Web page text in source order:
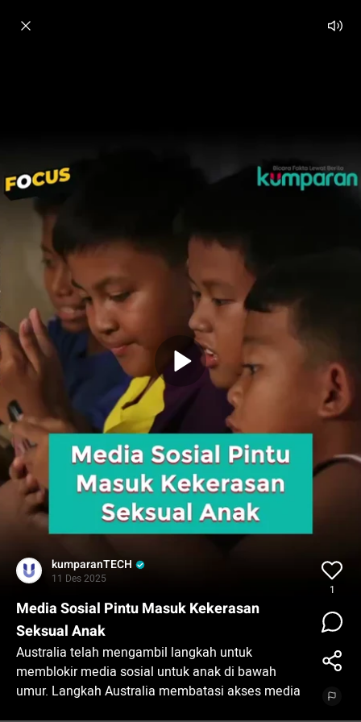
kumparanTECH
11 Des 2025
Media Sosial Pintu Masuk Kekerasan
Seksual Anak
Australia telah mengambil langkah untuk
memblokir media sosial untuk anak di bawah
umur. Langkah Australia membatasi akses media
1